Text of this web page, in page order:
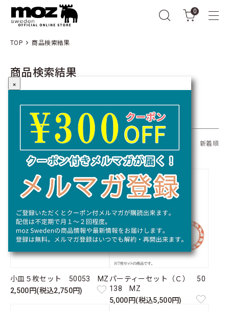
0
TOP 商品検索結果
商品検索結果
全309商品 おすすめ順 新着順
小皿５枚セット 50053 MZ
2,500円(税込2,750円)
パーティーセット（Ｃ） 50
138 MZ
5,000円(税込5,500円)
×